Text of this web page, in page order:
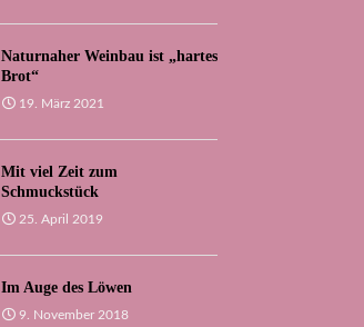
Naturnaher Weinbau ist „hartes
Brot“
19. März 2021
Mit viel Zeit zum
Schmuckstück
25. April 2019
Im Auge des Löwen
9. November 2018